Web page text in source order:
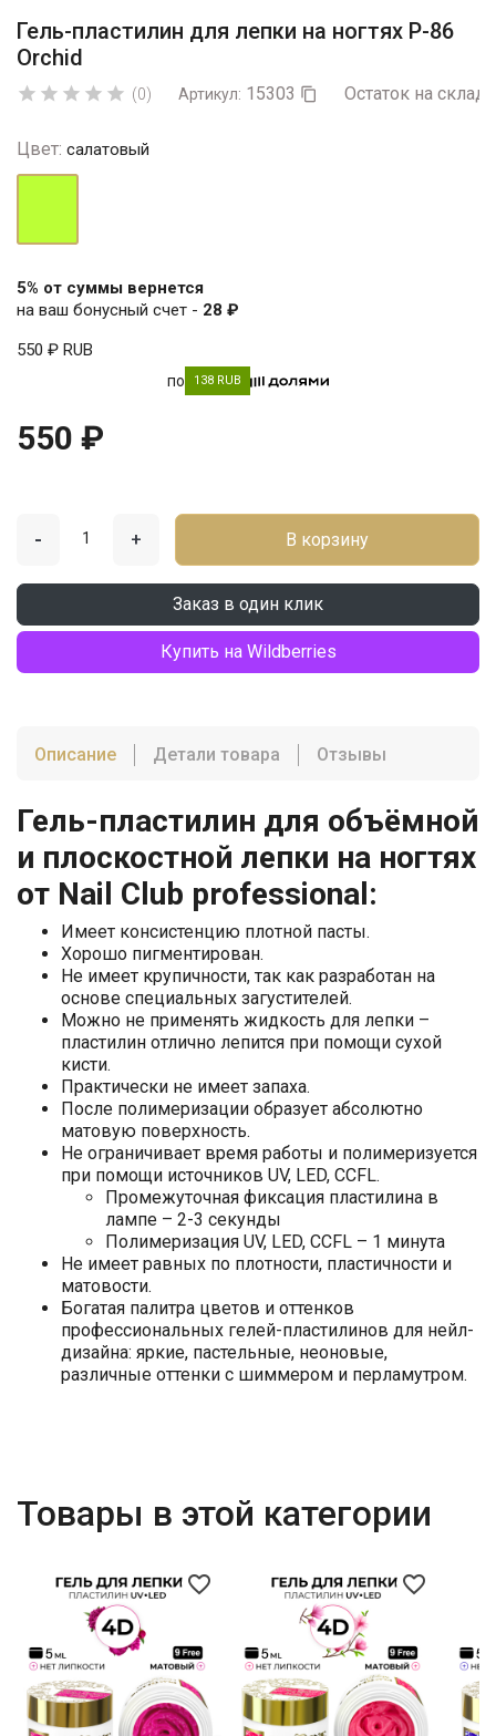
Гель-пластилин для лепки на ногтях P-86
Orchid
     (0) Артикул: 15303  Остаток на
Цвет: салатовый
5% от суммы вернется
на ваш бонусный счет - 28 ₽
550 ₽ RUB
по 138 RUB
550 ₽
- + В корзину
Заказ в один клик
Купить на Wildberries
Описание Детали товара Отзывы
Гель-пластилин для объёмной
и плоскостной лепки на ногтях
от Nail Club professional:
Имеет консистенцию плотной пасты.
Хорошо пигментирован.
Не имеет крупичности, так как разработан на
основе специальных загустителей.
Можно не применять жидкость для лепки –
пластилин отлично лепится при помощи сухой
кисти.
Практически не имеет запаха.
После полимеризации образует абсолютно
матовую поверхность.
Не ограничивает время работы и полимеризуется
при помощи источников UV, LED, CCFL.
Промежуточная фиксация пластилина в
лампе – 2-3 секунды
Полимеризация UV, LED, CCFL – 1 минута
Не имеет равных по плотности, пластичности и
матовости.
Богатая палитра цветов и оттенков
профессиональных гелей-пластилинов для нейл-
дизайна: яркие, пастельные, неоновые,
различные оттенки с шиммером и перламутром.
Товары в этой категории
favorite_border favorite_border